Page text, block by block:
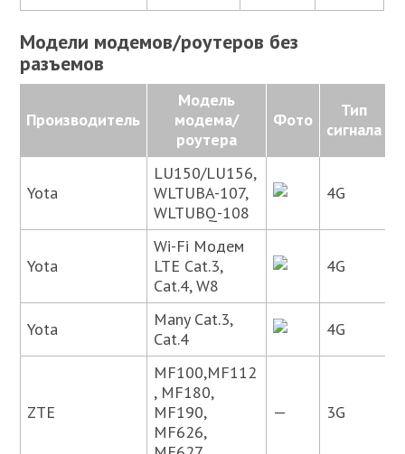
Модели модемов/роутеров без
разъемов
Производитель
Модель
модема/
роутера
Фото
Тип
сигнала
Yota
LU150/LU156,
WLTUBA-107,
WLTUBQ-108
4G
Yota
Wi-Fi Модем
LTE Cat.3,
Cat.4, W8
4G
Yota
Many Cat.3,
Cat.4
4G
ZTE
MF100,MF112
, MF180,
MF190,
MF626,
— 3G